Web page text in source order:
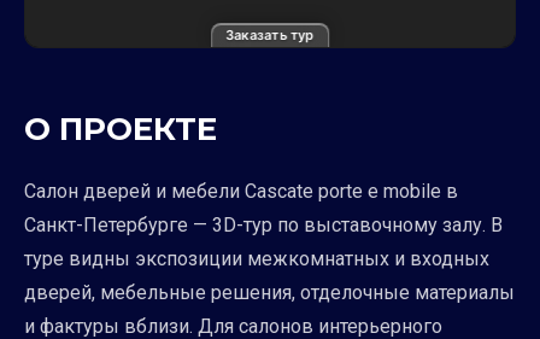
Заказать тур
О ПРОЕКТЕ
Салон дверей и мебели Cascate porte e mobile в
Санкт-Петербурге — 3D-тур по выставочному залу. В
туре видны экспозиции межкомнатных и входных
дверей, мебельные решения, отделочные материалы
и фактуры вблизи. Для салонов интерьерного